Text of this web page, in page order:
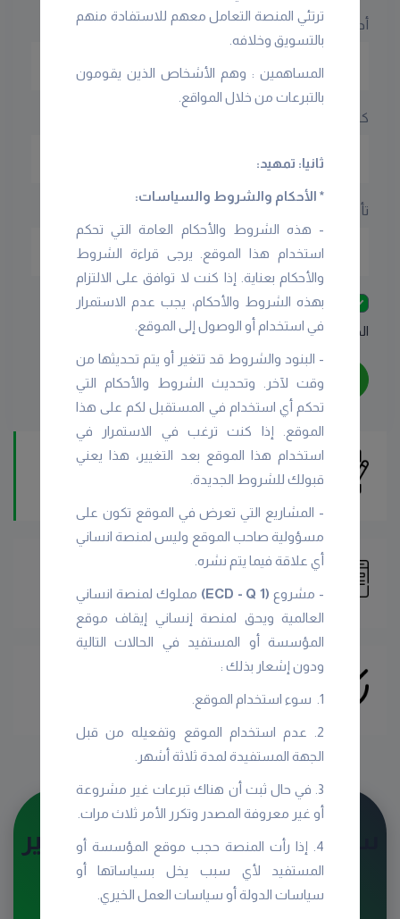
أدخل تاريخ ميلاد العضو
كلمة السر
تأكيد كلمة السر
أوافق علىاتفاقية الاستخدام وأقرّ بأنني قد قرأتسياسة
الخصوصية الشروط سياسة البيانات.
التالي
المعلومات الشخصية
المعلومات الشخصية
معلومات الجمعية
معلومات الجمعية
تسجيل
الإنتهاء من التسجيل
ترتئي المنصة التعامل معهم للاستفادة منهم
بالتسويق وخلافه.
المساهمين : وهم الأشخاص الذين يقومون
بالتبرعات من خلال المواقع.
ثانيا: تمهيد:
* الأحكام والشروط والسياسات:
- هذه الشروط والأحكام العامة التي تحكم
استخدام هذا الموقع. یرجى قراءة الشروط
والأحكام بعنایة. إذا كنت لا توافق على الالتزام
بهذه الشروط والأحكام، یجب عدم الاستمرار
في استخدام أو الوصول إلى الموقع.
- البنود والشروط قد تتغیر أو یتم تحدیثها من
وقت لآخر. وتحديث الشروط والأحكام التي
تحكم أي استخدام في المستقبل لكم على هذا
الموقع. إذا كنت ترغب في الاستمرار في
استخدام هذا الموقع بعد التغییر، هذا یعني
قبولك للشروط الجديدة.
- المشاريع التي تعرض في الموقع تكون على
مسؤولية صاحب الموقع وليس لمنصة انساني
أي علاقة فيما يتم نشره.
- مشروع (ECD - Q 1)
مملوك لمنصة انساني
العالمية ويحق لمنصة إنساني إيقاف موقع
المؤسسة أو المستفيد في الحالات التالية
ودون إشعار بذلك :
1. سوء استخدام الموقع.
2. عدم استخدام الموقع وتفعيله من قبل
الجهة المستفيدة لمدة ثلاثة أشهر.
3. في حال ثبت أن هناك تبرعات غير مشروعة
أو غير معروفة المصدر وتكرر الأمر ثلاث مرات.
4. إذا رأت المنصة حجب موقع المؤسسة أو
المستفيد لأي سبب يخل بسياساتها أو
سياسات الدولة أو سياسات العمل الخيري.
سوق معنا واترك بصمتك بالخير
تسجيل كمتطوع